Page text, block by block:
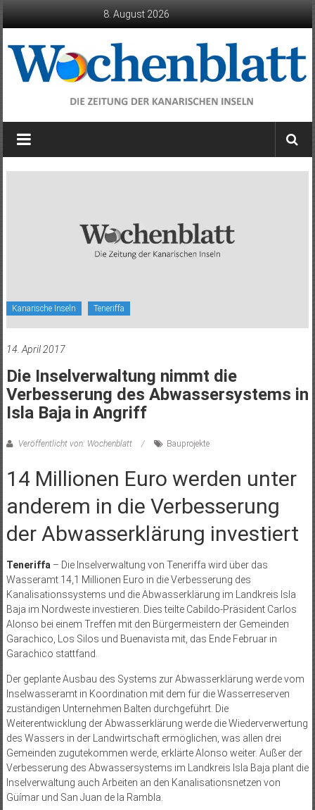
8. August 2026
Wochenblatt
die
Kanarische Inseln Teneriffa
14. April 2017
Die Inselverwaltung nimmt die
Verbesserung des Abwassersystems in
Isla Baja in Angriff
Veröffentlicht von: Wochenblatt Bauprojekte
14 Millionen Euro werden unter
anderem in die Verbesserung
der Abwasserklärung investiert
Teneriffa– Die Inselverwaltung von Teneriffa wird über das
Wasseramt 14,1 Millionen Euro in die Verbesserung des
Kanalisationssystems und die Abwasserklärung im Landkreis Isla
Baja im Nordweste investieren. Dies teilte Cabildo-Präsident Carlos
Alonso bei einem Treffen mit den Bürgermeistern der Gemeinden
Garachico, Los Silos und Buenavista mit, das Ende Februar in
Garachico stattfand.
Der geplante Ausbau des Systems zur Abwasserklärung werde vom
Inselwasseramt in Koordination mit dem für die Wasserreserven
zuständigen Unternehmen Balten durchgeführt. Die
Weiterentwicklung der Abwasserklärung werde die Wiederverwertung
des Wassers in der Landwirtschaft ermöglichen, was allen drei
Gemeinden zugutekommen werde, erklärte Alonso weiter. Außer der
Verbesserung des Abwassersystems im Landkreis Isla Baja plant die
Inselverwaltung auch Arbeiten an den Kanalisationsnetzen von
Güímar und San Juan de la Rambla.